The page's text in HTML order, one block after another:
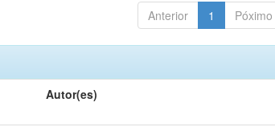
Anterior 1 Póximo
Autor(es)